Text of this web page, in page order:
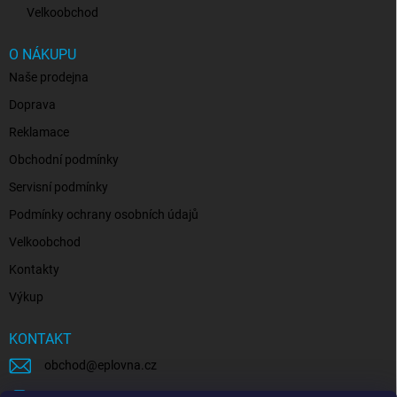
Velkoobchod
O NÁKUPU
Naše prodejna
Doprava
Reklamace
Obchodní podmínky
Servisní podmínky
Podmínky ochrany osobních údajů
Velkoobchod
Kontakty
Výkup
KONTAKT
obchod @eplovna.cz